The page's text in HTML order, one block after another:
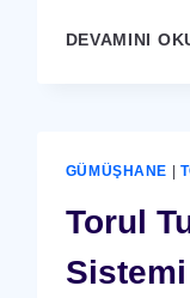
DEVAMINI
GÜMÜŞHANE
Torul
Sistemi